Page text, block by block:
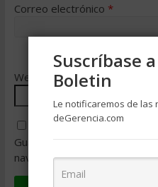
Correo electrónico *
Web
Guarda mi nombre, correo
navegador para la próxima
Suscríbase
Boletin
Le notificaremos de las
deGerencia.com